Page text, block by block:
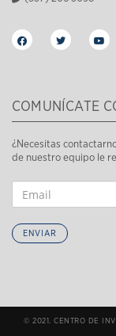
COMUNÍCATE
¿Necesitas
de nuestro equipo le
ENVIAR
© 2021. CENTRO DE